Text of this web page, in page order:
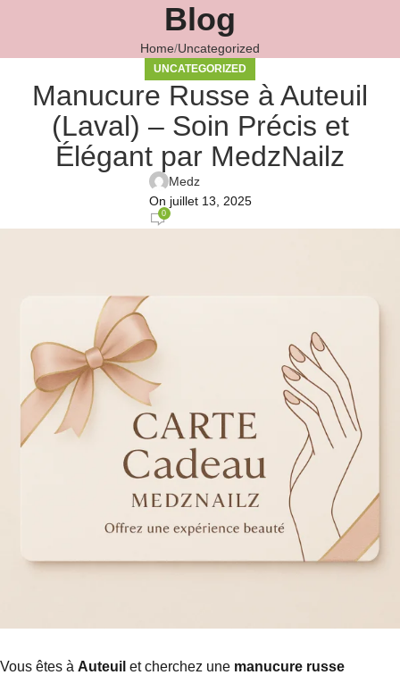
Blog
Home Uncategorized
UNCATEGORIZED
Manucure Russe à Auteuil
(Laval) – Soin Précis et
Élégant par MedzNailz
Medz
On juillet 13, 2025
0
Vous êtes à Auteuil et cherchez une manucure russe